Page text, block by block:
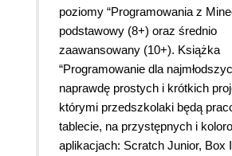
poziomy “Programowania z
podstawowy (8+) oraz średnio
zaawansowany (10+). Książka
“Programowanie dla
naprawdę prostych i krótkich
którymi przedszkolaki będą
tablecie, na przystępnych i
aplikacjach: Scratch Junior, Box